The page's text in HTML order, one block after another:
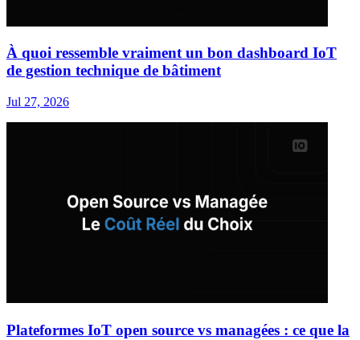
À quoi ressemble vraiment un bon dashboard IoT
de gestion technique de bâtiment
Jul 27, 2026
Plateformes IoT open source vs managées : ce que la